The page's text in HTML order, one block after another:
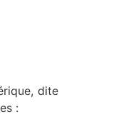
dite
: